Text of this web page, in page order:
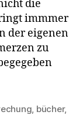
die
immmer
der eigenen
zu
, bücher,